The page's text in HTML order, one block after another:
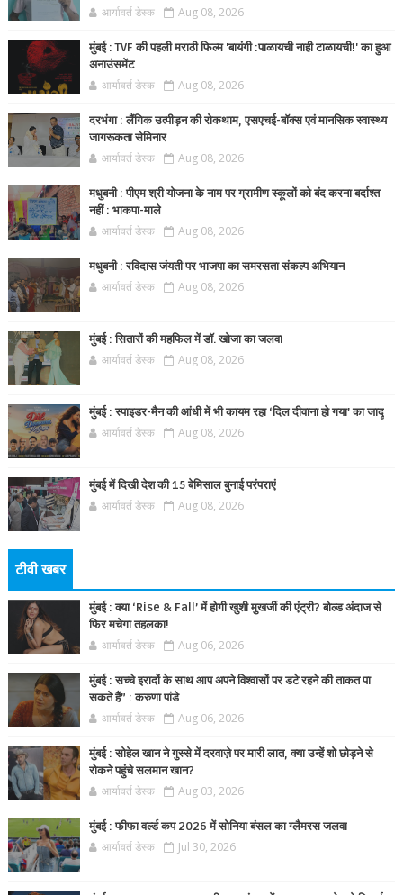
आर्यावर्त डेस्क Aug 08, 2026
मुंबई : TVF की पहली मराठी फिल्म 'बायंगी :पाळायची नाही टाळायची!' का हुआ
अनाउंसमेंट
आर्यावर्त डेस्क Aug 08, 2026
दरभंगा : लैंगिक उत्पीड़न की रोकथाम, एसएचई-बॉक्स एवं मानसिक स्वास्थ्य
जागरूकता सेमिनार
आर्यावर्त डेस्क Aug 08, 2026
मधुबनी : पीएम श्री योजना के नाम पर ग्रामीण स्कूलों को बंद करना बर्दाश्त
नहीं : भाकपा-माले
आर्यावर्त डेस्क Aug 08, 2026
मधुबनी : रविदास जंयती पर भाजपा का समरसता संकल्प अभियान
आर्यावर्त डेस्क Aug 08, 2026
मुंबई : सितारों की महफिल में डॉ. खोजा का जलवा
आर्यावर्त डेस्क Aug 08, 2026
मुंबई : स्पाइडर-मैन की आंधी में भी कायम रहा ‘दिल दीवाना हो गया’ का जादू
आर्यावर्त डेस्क Aug 08, 2026
मुंबई में दिखी देश की 15 बेमिसाल बुनाई परंपराएं
आर्यावर्त डेस्क Aug 08, 2026
टीवी खबर
मुंबई : क्या ‘Rise & Fall’ में होगी खुशी मुखर्जी की एंट्री? बोल्ड अंदाज से
फिर मचेगा तहलका!
आर्यावर्त डेस्क Aug 06, 2026
मुंबई : सच्चे इरादों के साथ आप अपने विश्वासों पर डटे रहने की ताकत पा
सकते हैं” : करुणा पांडे
आर्यावर्त डेस्क Aug 06, 2026
मुंबई : सोहेल खान ने गुस्से में दरवाज़े पर मारी लात, क्या उन्हें शो छोड़ने से
रोकने पहुंचे सलमान खान?
आर्यावर्त डेस्क Aug 03, 2026
मुंबई : फीफा वर्ल्ड कप 2026 में सोनिया बंसल का ग्लैमरस जलवा
आर्यावर्त डेस्क Jul 30, 2026